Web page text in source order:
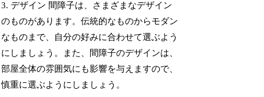
3. デザイン 間障子は、さまざまなデザイン
のものがあります。伝統的なものからモダン
なものまで、自分の好みに合わせて選ぶよう
にしましょう。また、間障子のデザインは、
部屋全体の雰囲気にも影響を与えますので、
慎重に選ぶようにしましょう。